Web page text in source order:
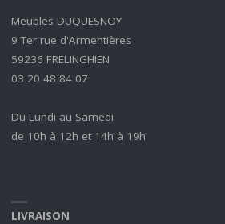
Meubles DUQUESNOY
9 Ter rue d'Armentières
59236 FRELINGHIEN
03 20 48 84 07
Du Lundi au Samedi
de 10h à 12h et 14h à 19h
LIVRAISON